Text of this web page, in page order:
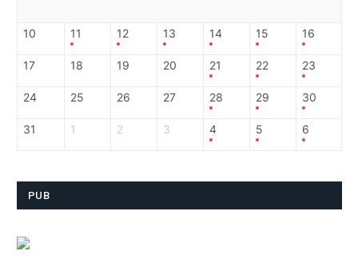
10 11 12 13 14 15 16
17 18 19 20 21 22 23
24 25 26 27 28 29 30
31 1 2 3 4 5 6
PUB